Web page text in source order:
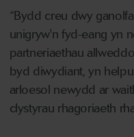
“Bydd creu dwy
unigryw'n fyd-eang yn
partneriaethau
byd diwydiant, yn
arloesol newydd ar
clystyrau rhagoriaeth